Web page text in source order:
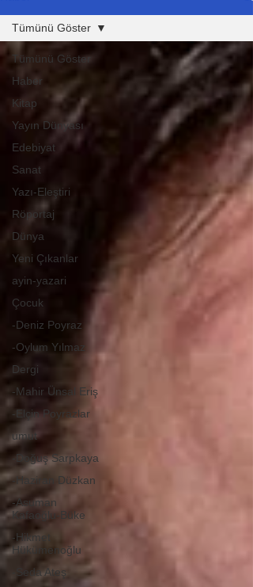
Tümünü Göster
Haber
Kitap
Yayın Dünyası
Edebiyat
Sanat
Yazı-Eleştiri
Röportaj
Dünya
Yeni Çıkanlar
ayin-yazari
Çocuk
-Deniz Poyraz
-Oylum Yılmaz
Dergi
-Mahir Ünsal Eriş
-Elçin Poyrazlar
umut
-Doğuş Sarpkaya
-Haziran Düzkan
-Asuman
Kafaoğlu-Büke
-Hikmet
Hükümenoğlu
-Seda Ateş
Tümünü Göster